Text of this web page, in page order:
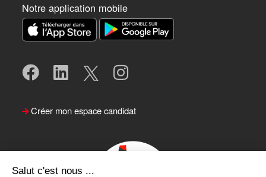
Salut c'est nous ...
Notre application mobile
Créer mon espace candidat